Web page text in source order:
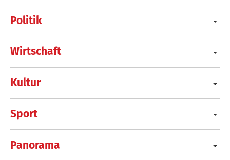
Politik
Wirtschaft
Kultur
Sport
Panorama